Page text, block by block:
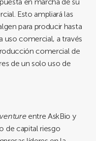
Esto ampliará las
para producir hasta
uso comercial, a través
comercial de
de un solo uso de
entre AskBio y
de capital riesgo